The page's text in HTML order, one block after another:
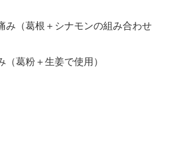
み（葛根＋シナモンの組み合わせ
（葛粉＋生姜で使用）